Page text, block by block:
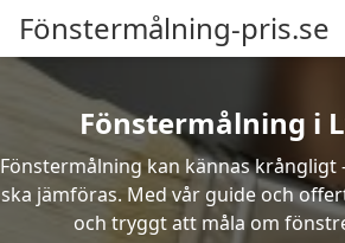
Fönstermålning-pris.se
Fönstermålning i
Fönstermålning kan kännas
ska jämföras. Med vår guide och
och tryggt att måla om